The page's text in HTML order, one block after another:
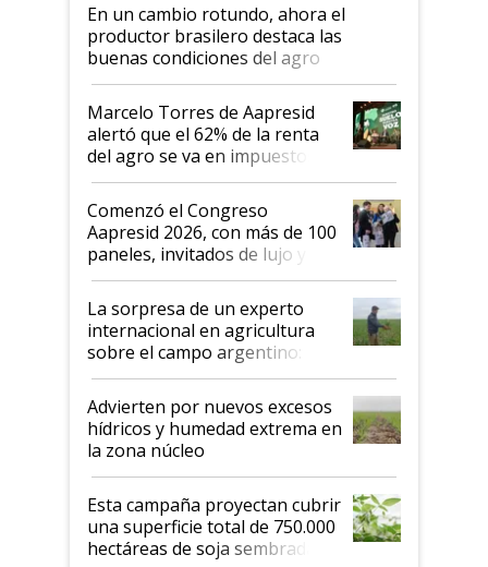
En un cambio rotundo, ahora el
productor brasilero destaca las
buenas condiciones del agro
argentino para invertir: "Los veo
más motivados"
Marcelo Torres de Aapresid
alertó que el 62% de la renta
del agro se va en impuestos:
"No es bueno que en
Argentina se sigan discutiendo
las mismas cosas de hace 50
años"
Comenzó el Congreso
Aapresid 2026, con más de 100
paneles, invitados de lujo y
todas las tendencias
La sorpresa de un experto
internacional en agricultura
sobre el campo argentino:
"Estoy muy impresionado"
Advierten por nuevos excesos
hídricos y humedad extrema en
la zona núcleo
Esta campaña proyectan cubrir
una superficie total de 750.000
hectáreas de soja sembradas